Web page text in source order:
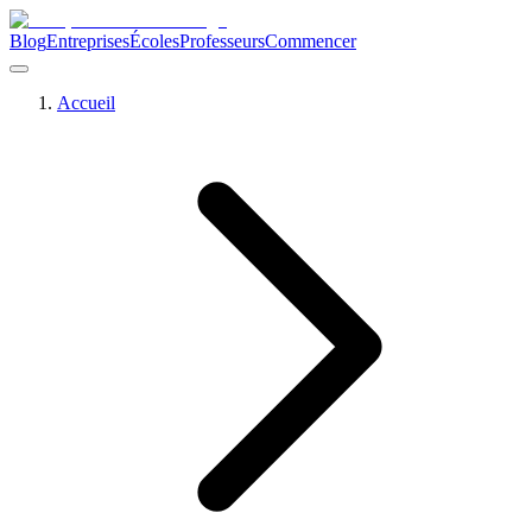
BlogEntreprisesÉcolesProfesseursCommencer
Accueil